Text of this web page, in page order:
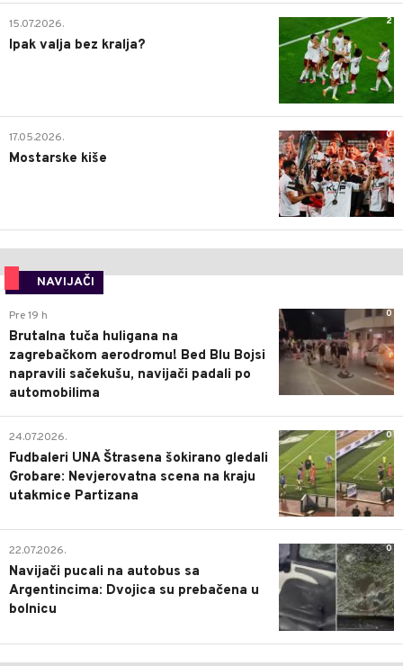
2
15.07.2026.
Ipak valja bez kralja?
0
17.05.2026.
Mostarske kiše
NAVIJAČI
0
Pre 19 h
Brutalna tuča huligana na
zagrebačkom aerodromu! Bed Blu Bojsi
napravili sačekušu, navijači padali po
automobilima
0
24.07.2026.
Fudbaleri UNA Štrasena šokirano gledali
Grobare: Nevjerovatna scena na kraju
utakmice Partizana
0
22.07.2026.
Navijači pucali na autobus sa
Argentincima: Dvojica su prebačena u
bolnicu